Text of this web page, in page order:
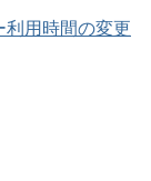
利用時間の変更